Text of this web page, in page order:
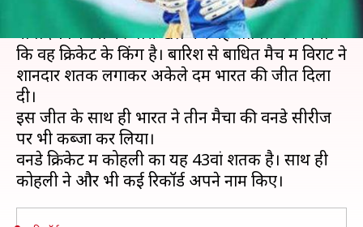
वेस्टइंडीज के खिलाफ तीसरे वनडे में विराट कोहली ने
नाबाद 114 रनों की पारी खेल कर यह साबित कर दिया
कि वह क्रिकेट के किंग है। बारिश से बाधित मैच में विराट ने
शानदार शतक लगाकर अकेले दम भारत की जीत दिला
दी।
इस जीत के साथ ही भारत ने तीन मैचों की वनडे सीरीज
पर भी कब्जा कर लिया।
वनडे क्रिकेट में कोहली का यह 43वां शतक है। साथ ही